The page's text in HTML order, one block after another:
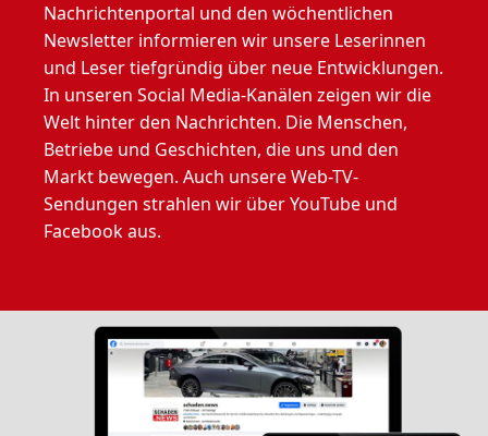
Nachrichtenportal und den wöchentlichen
Newsletter informieren wir unsere Leserinnen
und Leser tiefgründig über neue Entwicklungen.
In unseren Social Media-Kanälen zeigen wir die
Welt hinter den Nachrichten. Die Menschen,
Betriebe und Geschichten, die uns und den
Markt bewegen. Auch unsere Web-TV-
Sendungen strahlen wir über YouTube und
Facebook aus.